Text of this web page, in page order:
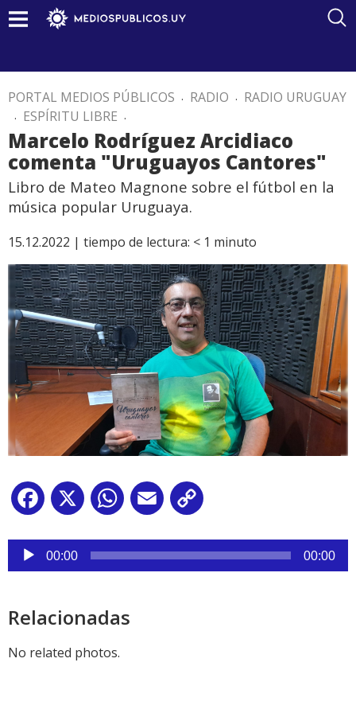
PORTAL MEDIOS PÚBLICOS . RADIO . RADIO URUGUAY
. ESPÍRITU LIBRE .
Marcelo Rodríguez Arcidiaco
comenta "Uruguayos Cantores"
Libro de Mateo Magnone sobre el fútbol en la
música popular Uruguaya.
15.12.2022 | tiempo de lectura: < 1 minuto
Facebook
X WhatsApp
Email
Reproductor
audio
00:00 00:00
Relacionadas
No related photos.